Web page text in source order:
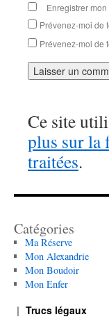
Enregistrer
Prévenez-moi de
Prévenez-moi de
Ce site
plus sur la
traitées.
Catégories
Ma Réserve
Mon Alexandrie
Mon Boudoir
Mon Enfer
Trucs légaux